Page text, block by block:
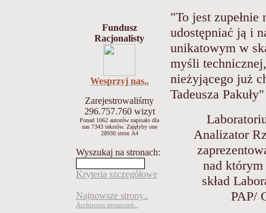
Fundusz
Racjonalisty
Wesprzyj nas..
Zarejestrowaliśmy
296.757.760wizyt
Ponad 1062 autorów napisało dla
nas 7343 tekstów. Zajęłyby one
28930 stron A4
Wyszukaj na stronach:
Kryteria szczegółowe
Najnowsze strony..
Archiwum streszczeń..
"To jest
udostępniać ją i
unikatowym w
myśli
nieżyjącego już
Tadeusza
Analizator
nad którym
skład
PAP/